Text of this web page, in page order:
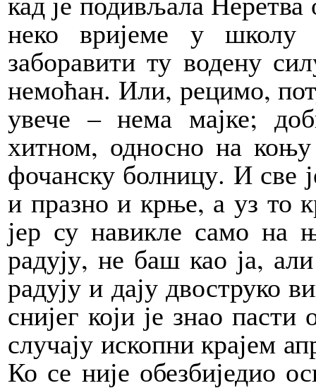
неко вријеме у школу
заборавити ту водену
немоћан. Или, рецимо,
увече – нема мајке;
хитном, односно на
фочанску болницу. И све
и празно и крње, а уз то
јер су навикле само на
радују, не баш као ја,
радују и дају двоструко
снијег који је знао
случају ископни крајем
Ко се није обезбиједио